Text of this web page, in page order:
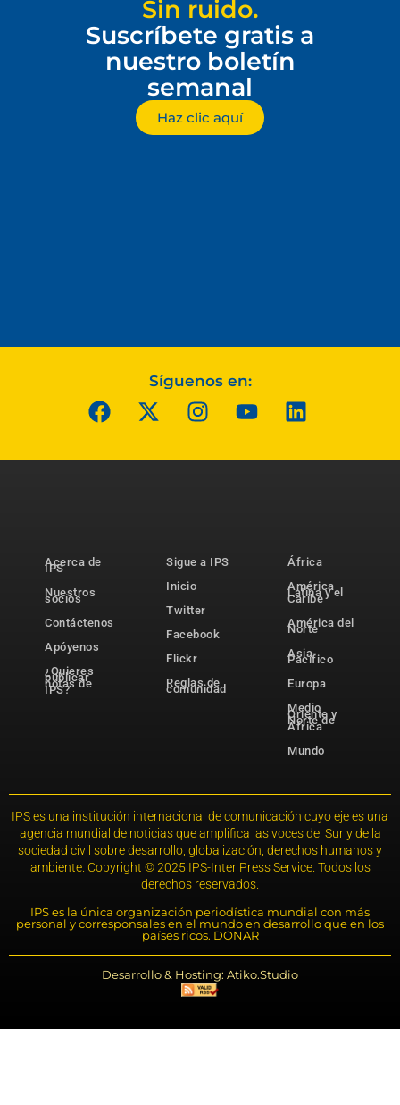
Sin ruido.
Suscríbete gratis a
nuestro boletín
semanal
Haz clic aquí
Síguenos en:
Acerca de
IPS
Nuestros
socios
Contáctenos
Apóyenos
¿Quieres
publicar
notas de
IPS?
Sigue a IPS
Inicio
Twitter
Facebook
Flickr
Reglas de
comunidad
África
América
Latina y el
Caribe
América del
Norte
Asia-
Pacífico
Europa
Medio
Oriente y
Norte de
África
Mundo
IPS es una institución internacional de comunicación cuyo eje es una
agencia mundial de noticias que amplifica las voces del Sur y de la
sociedad civil sobre desarrollo, globalización, derechos humanos y
ambiente. Copyright © 2025 IPS-Inter Press Service. Todos los
derechos reservados.
IPS es la única organización periodística mundial con más
personal y corresponsales en el mundo en desarrollo que en los
países ricos. DONAR
Desarrollo & Hosting: Atiko.Studio